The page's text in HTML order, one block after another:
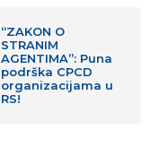
“ZAKON O
STRANIM
AGENTIMA”: Puna
podrška CPCD
organizacijama u
RS!